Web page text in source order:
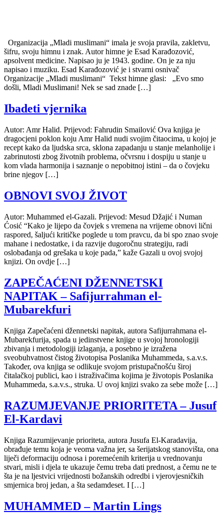
Organizacija „Mladi muslimani“ imala je svoja pravila, zakletvu,
šifru, svoju himnu i znak. Autor himne je Esad Karađozović,
apsolvent medicine. Napisao ju je 1943. godine. On je za nju
napisao i muziku. Esad Karađozović je i stvarni osnivač
Organizacije „Mladi muslimani“ Tekst himne glasi: „Evo smo
došli, Mladi Muslimani! Nek se sad znade […]
Ibadeti vjernika
Autor: Amr Halid. Prijevod: Fahrudin Smailović Ova knjiga je
dragocjeni poklon koju Amr Halid nudi svojim čitaocima, u kojoj je
recept kako da ljudska srca, sklona zapadanju u stanje melanholije i
zabrinutosti zbog životnih problema, očvrsnu i dospiju u stanje u
kom vlada harmonija i saznanje o nepobitnoj istini – da o čovjeku
brine njegov […]
OBNOVI SVOJ ŽIVOT
Autor: Muhammed el-Gazali. Prijevod: Mesud Džajić i Numan
Ćosić “Kako je lijepo da čovjek s vremena na vrijeme obnovi lični
raspored, šaljući kritičke poglede u tom pravcu, da bi spo znao svoje
mahane i nedostatke, i da razvije dugoročnu strategiju, radi
oslobađanja od grešaka u koje pada,” kaže Gazali u ovoj svojoj
knjizi. On ovdje […]
ZAPEČAĆENI DŽENNETSKI
NAPITAK – Safijurrahman el-
Mubarekfuri
Knjiga Zapečaćeni džennetski napitak, autora Safijurrahmana el-
Mubarekfurija, spada u jedinstvene knjige u svojoj hronologiji
zbivanja i metodologiji izlaganja, a posebno je izražena
sveobuhvatnost čistog životopisa Poslanika Muhammeda, s.a.v.s.
Također, ova knjiga se odlikuje svojom pristupačnošću široj
čitalačkoj publici, kao i istraživačima kojima je životopis Poslanika
Muhammeda, s.a.v.s., struka. U ovoj knjizi svako za sebe može […]
RAZUMJEVANJE PRIORITETA – Jusuf
El-Kardavi
Knjiga Razumijevanje prioriteta, autora Jusufa El-Karadavija,
obrađuje temu koja je veoma važna jer, sa šerijatskog stanovišta, ona
liječi deformaciju odnosa i poremećenih kriterija u vrednovanju
stvari, misli i djela te ukazuje čemu treba dati prednost, a čemu ne te
šta je na ljestvici vrijednosti božanskih odredbi i vjerovjesničkih
smjernica broj jedan, a šta sedamdeset. I […]
MUHAMMED – Martin Lings